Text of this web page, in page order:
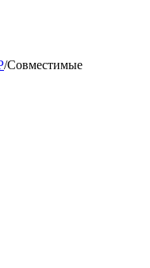
/Совместимые